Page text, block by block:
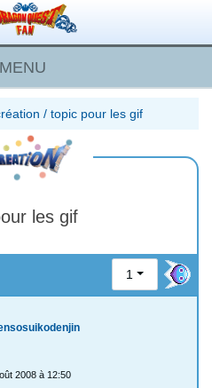
/ topic pour les gif
les gif
1
2008 à 12:50